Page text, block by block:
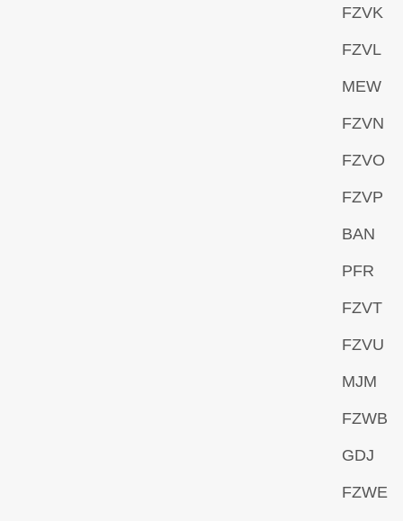
FZVK
FZVL
MEW
FZVN
FZVO
FZVP
BAN
PFR
FZVT
FZVU
MJM
FZWB
GDJ
FZWE